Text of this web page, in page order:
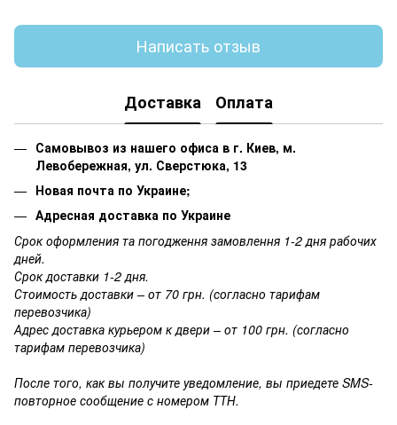
Написать отзыв
Доставка Оплата
Самовывоз из нашего офиса в г. Киев, м.
Левобережная, ул. Сверстюка, 13
Новая почта по Украине;
Адресная доставка по Украине
Срок оформления та погодження замовлення 1-2 дня рабочих
дней.
Срок доставки 1-2 дня.
Стоимость доставки – от 70 грн. (согласно тарифам
перевозчика)
Адрес доставка курьером к двери – от 100 грн. (согласно
тарифам перевозчика)
После того, как вы получите уведомление, вы приедете SMS-
повторное сообщение с номером ТТН.